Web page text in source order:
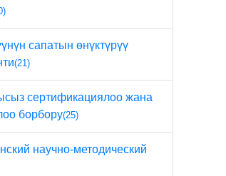
сапатын өнүктүрүү
(21)
сертификациялоо жана
борбору(25)
научно-методический